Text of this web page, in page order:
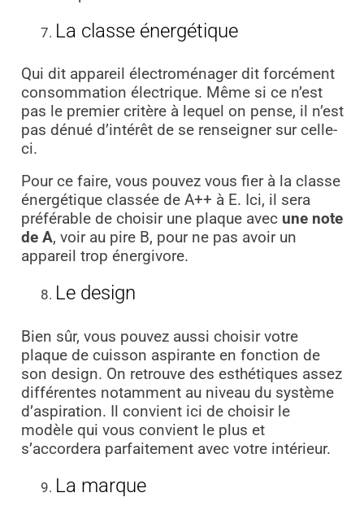
La classe énergétique
Qui dit appareil électroménager dit forcément
consommation électrique. Même si ce n’est
pas le premier critère à lequel on pense, il n’est
pas dénué d’intérêt de se renseigner sur celle-
ci.
Pour ce faire, vous pouvez vous fier à la classe
énergétique classée de A++ à E. Ici, il sera
préférable de choisir une plaque avec une note
de A, voir au pire B, pour ne pas avoir un
appareil trop énergivore.
Le design
Bien sûr, vous pouvez aussi choisir votre
plaque de cuisson aspirante en fonction de
son design. On retrouve des esthétiques assez
différentes notamment au niveau du système
d’aspiration. Il convient ici de choisir le
modèle qui vous convient le plus et
s’accordera parfaitement avec votre intérieur.
La marque